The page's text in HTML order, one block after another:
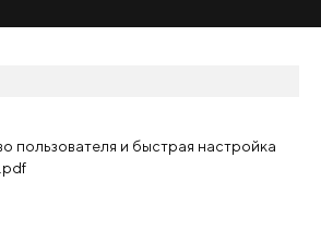
пользователя и быстрая настройка